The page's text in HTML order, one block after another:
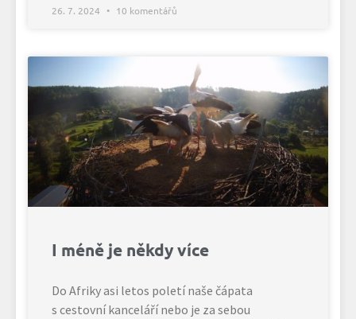
26. 7. 2024 10 komentářů
I méně je někdy více
Do Afriky asi letos poletí naše čápata
s cestovní kanceláří nebo je za sebou